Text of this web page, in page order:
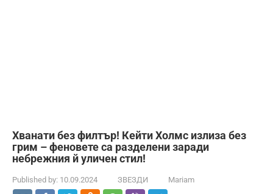
Хванати без филтър! Кейти Холмс излиза без
грим – феновете са разделени заради
небрежния й уличен стил!
Published by: 10.09.2024 ЗВЕЗДИ Mariam